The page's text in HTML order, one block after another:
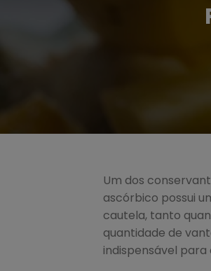
Um dos
ascórbico possui
cautela, tanto
quantidade de
indispensável para